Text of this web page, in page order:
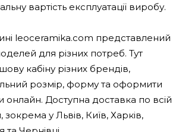
вартість експлуатації виробу.
leoceramika.com представлений
для різних потреб. Тут
кабіну різних брендів,
розмір, форму та оформити
Доступна доставка по всій
зокрема у Львів, Київ, Харків,